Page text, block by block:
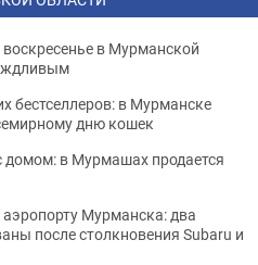
в Мурманской
бестселлеров: в Мурманске
дню кошек
домом: в Мурмашах продается
Мурманска: два
после столкновения Subaru и